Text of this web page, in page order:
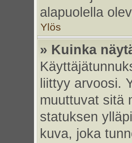
alapuolella
Ylös
» Kuinka
liittyy arvoosi.
muuttuvat sitä
statuksen
kuva, joka